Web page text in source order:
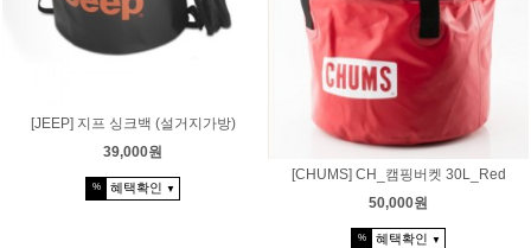
[JEEP] 지프 싱크백 (설거지가방)
39,000원
% 혜택확인 ▼
[CHUMS] CH_캠핑버켓 30L_Red
50,000원
% 혜택확인 ▼